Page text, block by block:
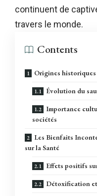
continuent de
travers le monde.
Contents
Origines historiques
Évolution du
Importance
sociétés
Les Bienfaits
sur la Santé
Effets positifs
Détoxification